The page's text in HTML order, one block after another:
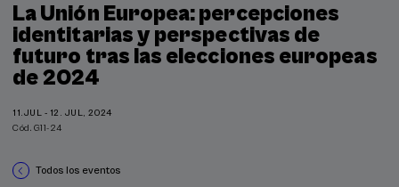
La Unión Europea: percepciones
identitarias y perspectivas de
futuro tras las elecciones europeas
de 2024
11.JUL - 12. JUL, 2024
Cód. G11-24
Todos los eventos